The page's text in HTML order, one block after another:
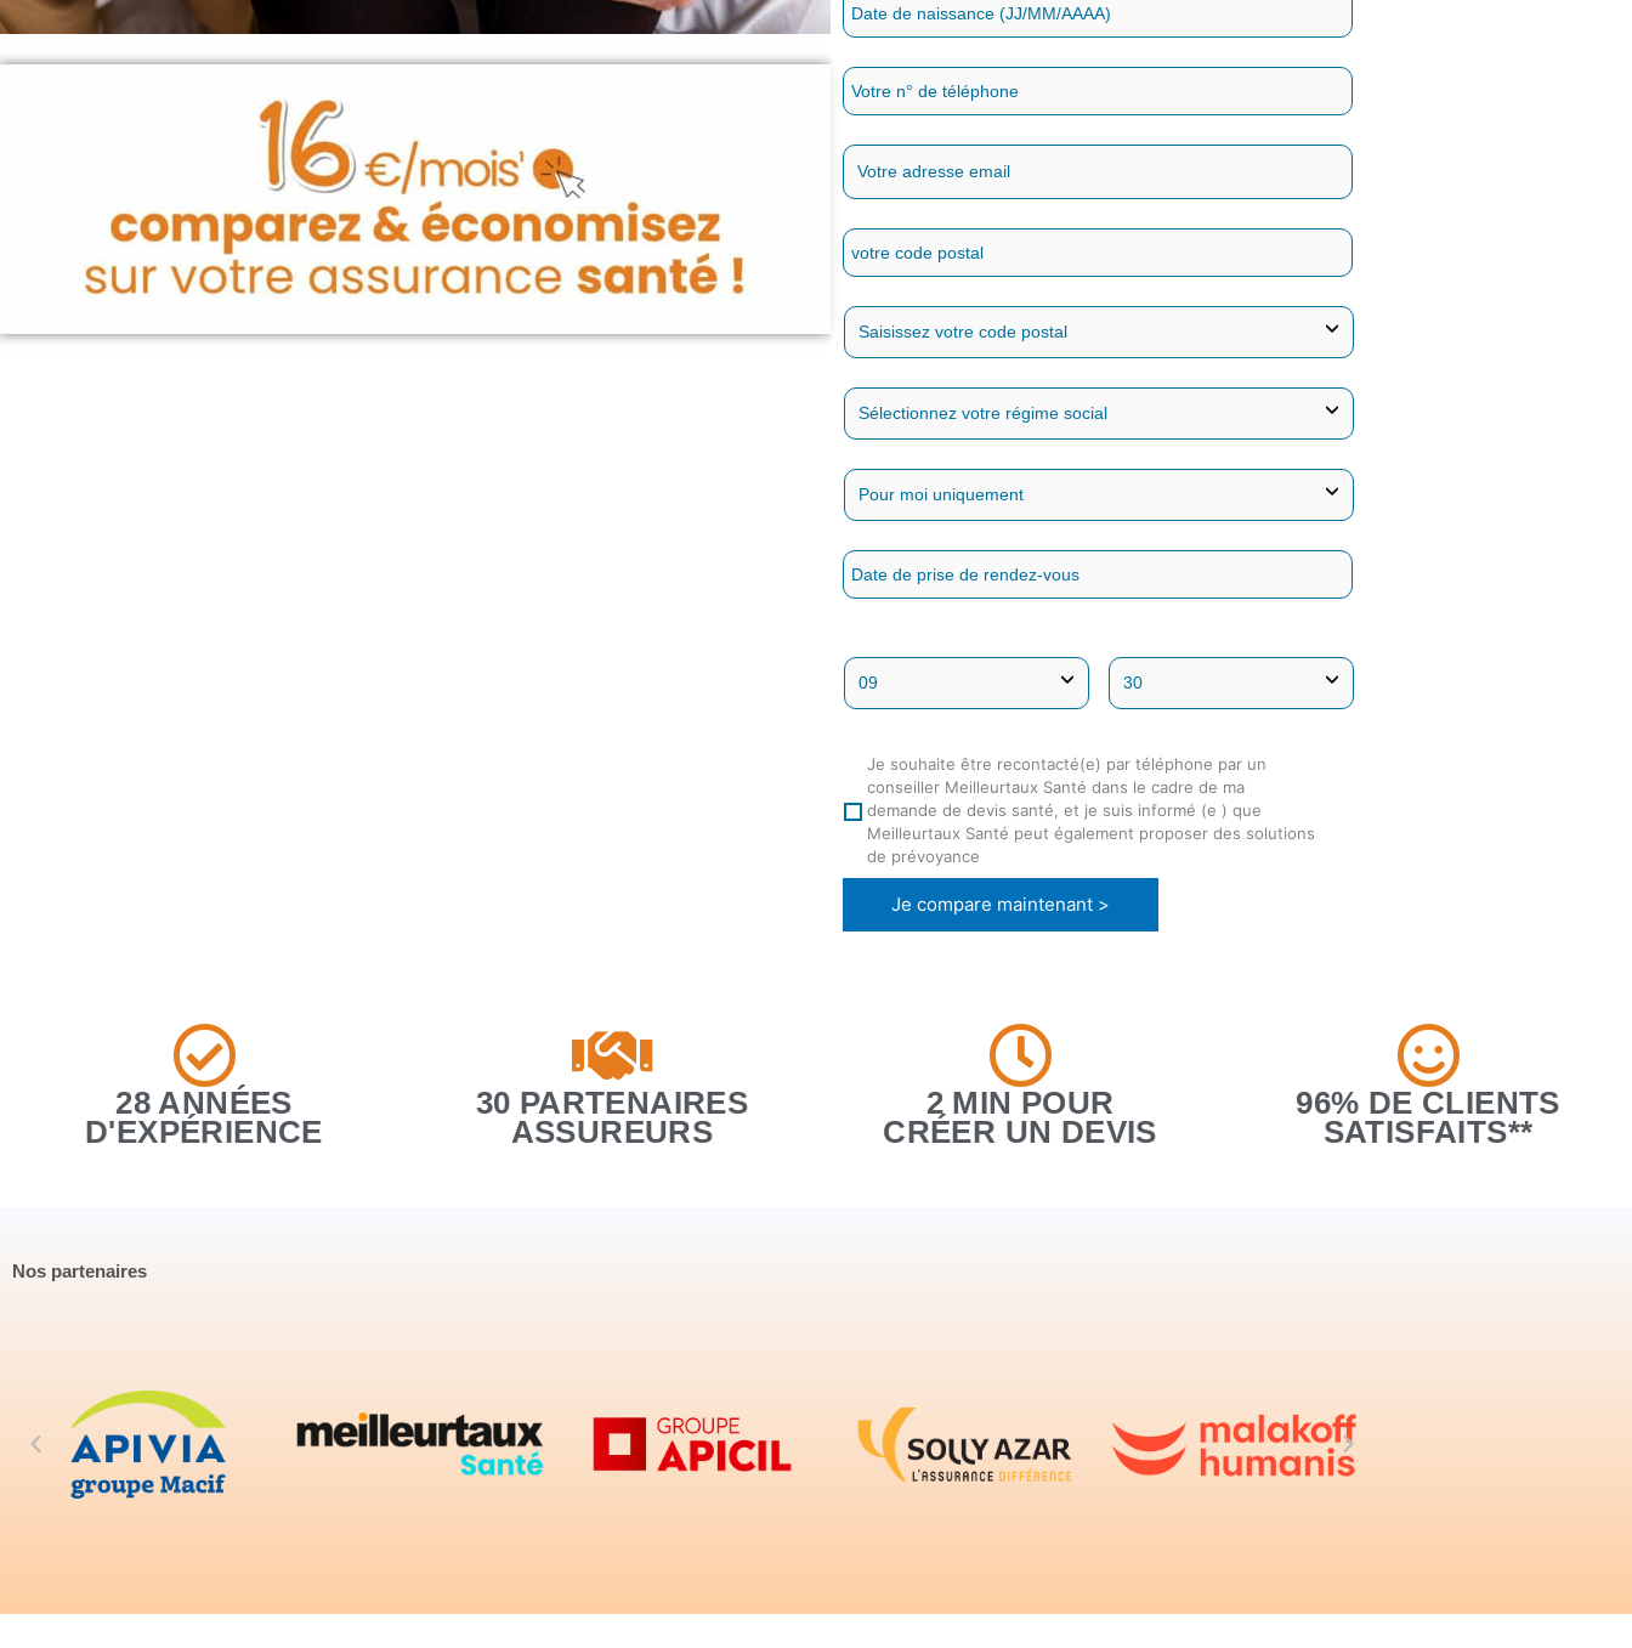
Je souhaite être recontacté(e) par téléphone par un
conseiller Meilleurtaux Santé dans le cadre de ma
demande de devis santé, et je suis informé (e ) que
Meilleurtaux Santé peut également proposer des solutions
de prévoyance
Je compare maintenant >
28 ANNÉES
D'EXPÉRIENCE
30 PARTENAIRES
ASSUREURS
2 MIN POUR
CRÉER UN DEVIS
96% DE CLIENTS
SATISFAITS**
Nos partenaires